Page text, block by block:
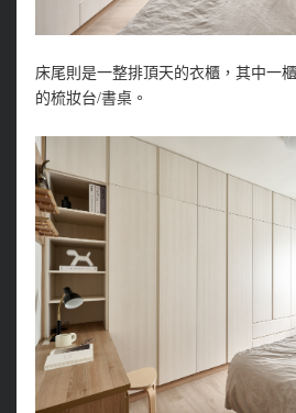
床尾則是一整排頂天的衣櫃，其中一
的梳妝台/書桌。